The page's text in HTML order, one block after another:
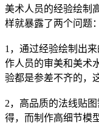
美术人员的经验绘制
样就暴露了两个问题：
1，通过经验绘制出
作人员的审美和美术
验都是参差不齐的，
2，高品质的法线贴
得，而制作高细节模